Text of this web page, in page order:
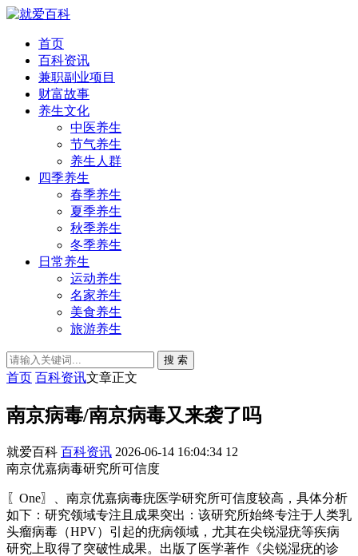
首页
百科资讯
兼职副业项目
财富故事
养生文化
中医养生
节气养生
养生人群
四季养生
春季养生
夏季养生
秋季养生
冬季养生
日常养生
运动养生
名家养生
美食养生
旅游养生
搜 索
首页 百科资讯文章正文
南京病毒/南京病毒又来袭了吗
就爱百科 百科资讯 2026-06-14 16:04:34 12
南京优嘉病毒研究所可信度
〖One〗、南京优嘉病毒疣医学研究所可信度较高，具体分析
如下：研究领域专注且成果突出：该研究所始终专注于人类乳
头瘤病毒（HPV）引起的疣病领域，尤其在尖锐湿疣等疾病
研究上取得了突破性成果。出版了医学著作《尖锐湿疣的诊